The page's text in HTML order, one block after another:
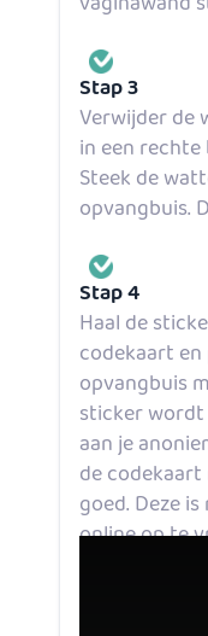
Stap 3
Verwijder de
in een
Steek de
opvangbuis.
Stap 4
Haal de
codekaart en
opvangbuis
sticker wordt
aan je
de
goed. Deze
online op te